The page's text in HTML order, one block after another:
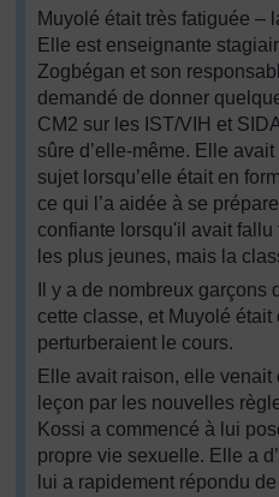
Muyolé était très fatiguée –
Elle est enseignante
Zogbégan et son
demandé de donner
CM2 sur les IST/VIH et
sûre d’elle-même. Elle
sujet lorsqu’elle était en
ce qui l’a aidée à se
confiante lorsqu'il avait
les plus jeunes, mais la
Il y a de nombreux
cette classe, et Muyolé était
perturberaient le cours.
Elle avait raison, elle
leçon par les nouvelles
Kossi a commencé à lui
propre vie sexuelle. Elle a
lui a rapidement répondu